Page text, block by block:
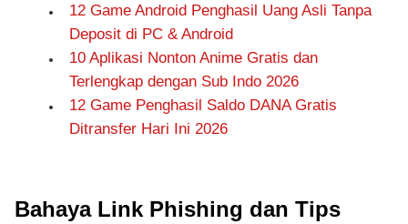
12 Game Android Penghasil Uang Asli Tanpa
Deposit di PC & Android
10 Aplikasi Nonton Anime Gratis dan
Terlengkap dengan Sub Indo 2026
12 Game Penghasil Saldo DANA Gratis
Ditransfer Hari Ini 2026
Bahaya Link Phishing dan Tips